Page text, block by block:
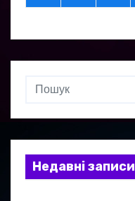
Недавні записи